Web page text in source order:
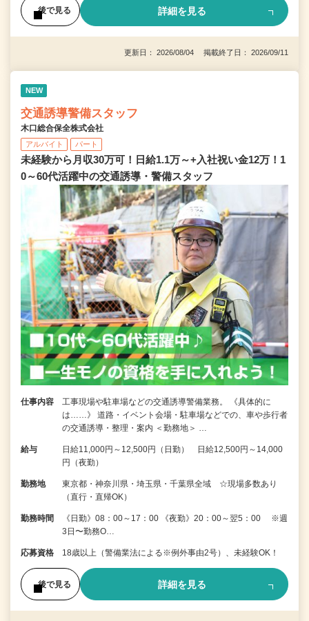
後で見る 詳細を見る
更新日： 2026/08/04 掲載終了日： 2026/09/11
NEW
交通誘導警備スタッフ
木口総合保全株式会社
アルバイト パート
未経験から月収30万可！日給1.1万～+入社祝い金12万！1
0～60代活躍中の交通誘導・警備スタッフ
仕事内容
工事現場や駐車場などの交通誘導警備業務。 《具体的に
は……》 道路・イベント会場・駐車場などでの、車や歩行者
の交通誘導・整理・案内 ＜勤務地＞ …
給与
日給11,000円～12,500円（日勤） 日給12,500円～14,000
円（夜勤）
勤務地
東京都・神奈川県・埼玉県・千葉県全域 ☆現場多数あり
（直行・直帰OK）
勤務時間
《日勤》08：00～17：00 《夜勤》20：00～翌5：00 ※週
3日〜勤務O…
応募資格 18歳以上（警備業法による※例外事由2号）、未経験OK！
後で見る 詳細を見る